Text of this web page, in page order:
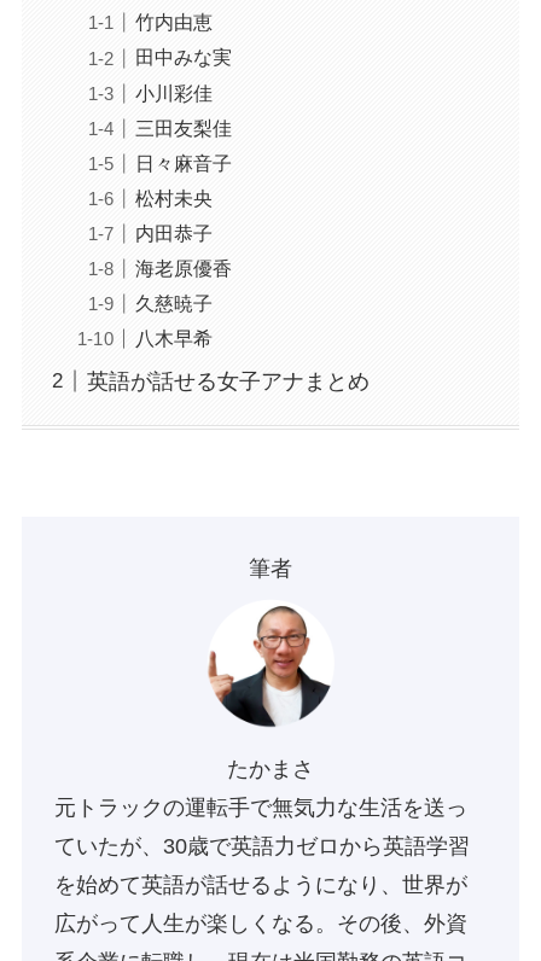
竹内由恵
田中みな実
小川彩佳
三田友梨佳
日々麻音子
松村未央
内田恭子
海老原優香
久慈暁子
八木早希
英語が話せる女子アナまとめ
筆者
たかまさ
元トラックの運転手で無気力な生活を送っ
ていたが、30歳で英語力ゼロから英語学習
を始めて英語が話せるようになり、世界が
広がって人生が楽しくなる。その後、外資